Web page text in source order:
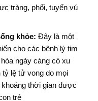
tràng, phổi, tuyến vú
khỏe: Đây là một
cho các bệnh lý tim
ngày càng có xu
lệ tử vong do mọi
thời gian được
trẻ